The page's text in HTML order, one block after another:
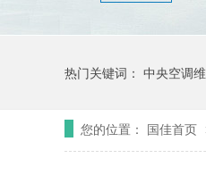
热门关键词： 中央空调
您的位置： 国佳首页